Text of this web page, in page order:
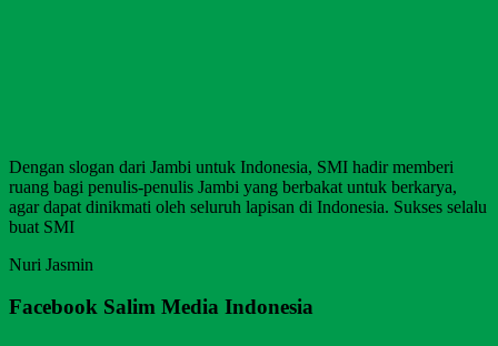
Dengan slogan dari Jambi untuk Indonesia, SMI hadir memberi
ruang bagi penulis-penulis Jambi yang berbakat untuk berkarya,
agar dapat dinikmati oleh seluruh lapisan di Indonesia. Sukses selalu
buat SMI
Nuri Jasmin
Facebook Salim Media Indonesia